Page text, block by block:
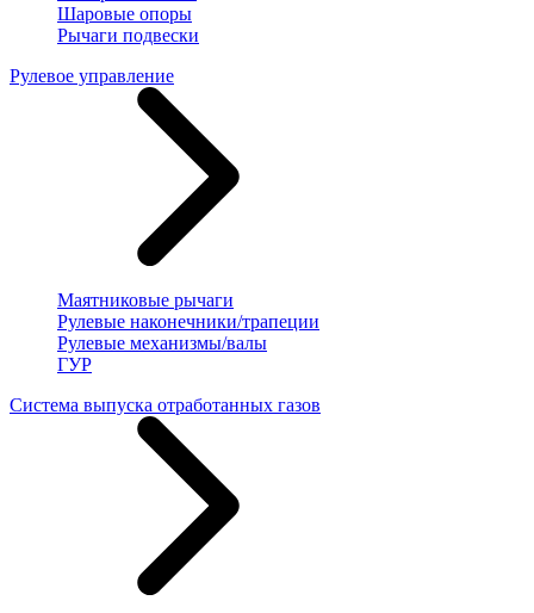
Шаровые опоры
Рычаги подвески
Рулевое управление
Маятниковые рычаги
Рулевые наконечники/трапеции
Рулевые механизмы/валы
ГУР
Система выпуска отработанных газов